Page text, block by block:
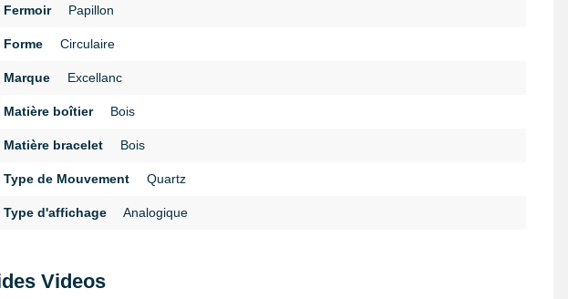
Fermoir Papillon
Forme Circulaire
Marque Excellanc
Matière boîtier Bois
Matière bracelet Bois
Type de Mouvement Quartz
Type d'affichage Analogique
Videos